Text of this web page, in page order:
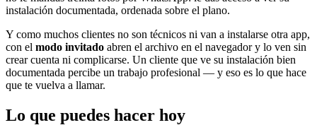
instalación documentada, ordenada sobre el plano.
Y como muchos clientes no son técnicos ni van a instalarse otra app,
con el modo invitado abren el archivo en el navegador y lo ven sin
crear cuenta ni complicarse. Un cliente que ve su instalación bien
documentada percibe un trabajo profesional — y eso es lo que hace
que te vuelva a llamar.
Lo que puedes hacer hoy